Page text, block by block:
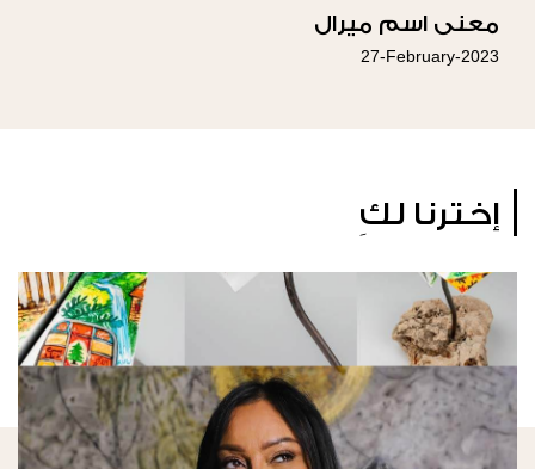
معنى اسم ميرال
27-February-2023
إخترنا لكِ